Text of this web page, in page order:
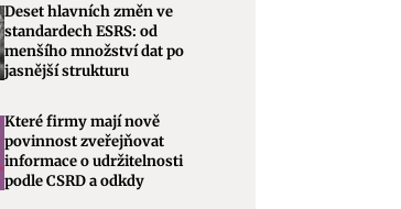
Deset hlavních změn ve
standardech ESRS: od
menšího množství dat po
jasnější strukturu
Které firmy mají nově
povinnost zveřejňovat
informace o udržitelnosti
podle CSRD a odkdy